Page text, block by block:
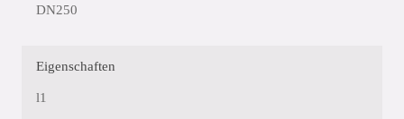
DN250
Eigenschaften
l1